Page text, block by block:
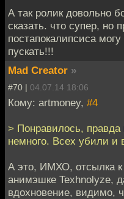
А так ролик довольно
сказать. что супер, но
постапокалипсиса
пускать!!!
Mad Creator »
#70 | 04.07.14 18:06
Кому: artmoney, #4
> Понравилось, правда
немного. Всех убили и
А это, ИМХО, отсылка к
анимэшке Texhnolyze,
вдохновение, видимо,